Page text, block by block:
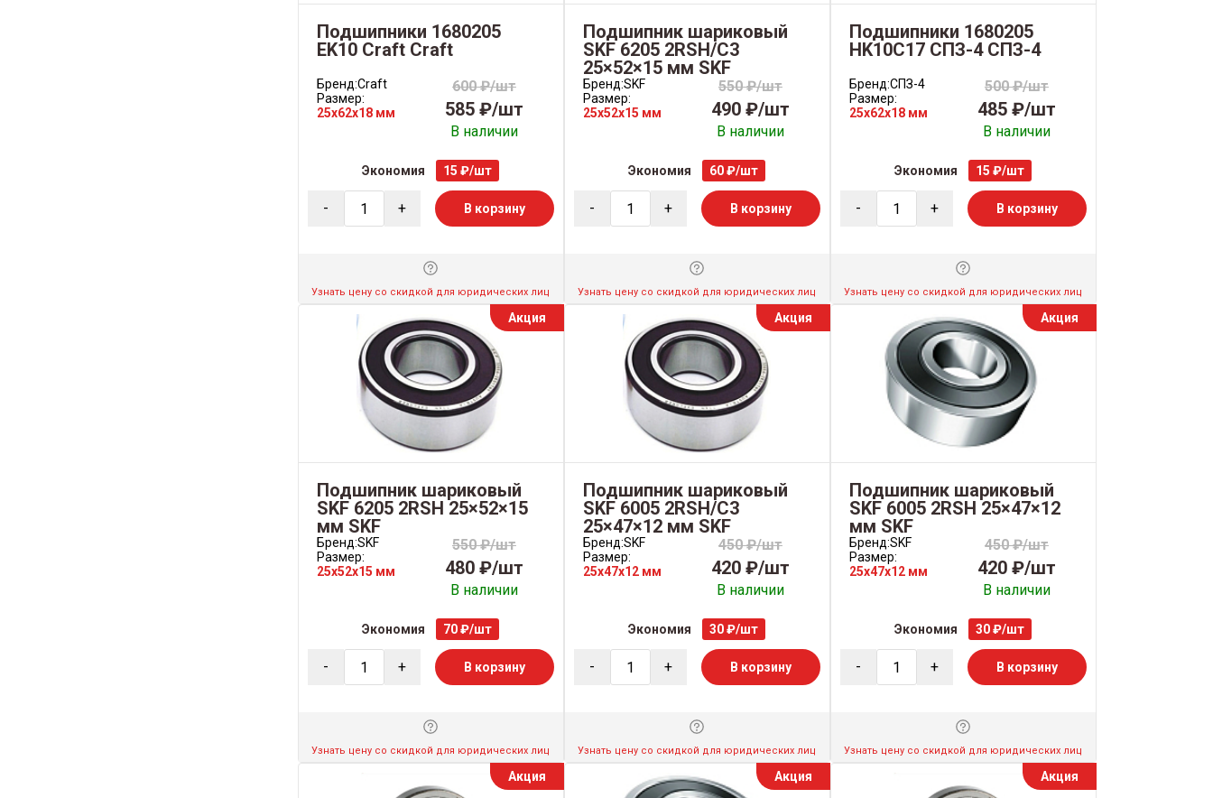
Подшипники 1680205
EK10 Craft Craft
Бренд:Craft
Размер:
25x62x18 мм
600 ₽/шт
585 ₽/шт
В наличии
Экономия 15 ₽/шт
- + В корзину
Узнать цену со скидкой для юридических лиц
Подшипник шариковый
SKF 6205 2RSH/С3
25×52×15 мм SKF
Бренд:SKF
Размер:
25x52x15 мм
550 ₽/шт
490 ₽/шт
В наличии
Экономия 60 ₽/шт
- + В корзину
Узнать цену со скидкой для юридических лиц
Подшипники 1680205
HK10C17 СПЗ-4 СПЗ-4
Бренд:СПЗ-4
Размер:
25x62x18 мм
500 ₽/шт
485 ₽/шт
В наличии
Экономия 15 ₽/шт
- + В корзину
Узнать цену со скидкой для юридических лиц
Акция
Подшипник шариковый
SKF 6205 2RSH 25×52×15
мм SKF
Бренд:SKF
Размер:
25x52x15 мм
550 ₽/шт
480 ₽/шт
В наличии
Экономия 70 ₽/шт
- + В корзину
Узнать цену со скидкой для юридических лиц
Акция
Подшипник шариковый
SKF 6005 2RSH/C3
25×47×12 мм SKF
Бренд:SKF
Размер:
25x47x12 мм
450 ₽/шт
420 ₽/шт
В наличии
Экономия 30 ₽/шт
- + В корзину
Узнать цену со скидкой для юридических лиц
Акция
Подшипник шариковый
SKF 6005 2RSH 25×47×12
мм SKF
Бренд:SKF
Размер:
25x47x12 мм
450 ₽/шт
420 ₽/шт
В наличии
Экономия 30 ₽/шт
- + В корзину
Узнать цену со скидкой для юридических лиц
Акция Акция Акция